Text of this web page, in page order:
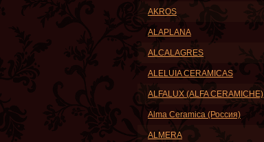
AKROS
ALAPLANA
ALCALAGRES
ALELUIA CERAMICAS
ALFALUX (ALFA CERAMICHE)
Alma Ceramica (Россия)
ALMERA